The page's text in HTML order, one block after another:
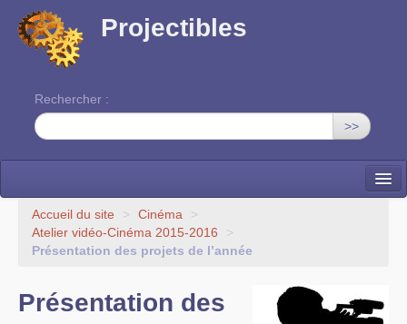
Projectibles
Rechercher :
>>
La ruche
Une classe à projets
Accueil du site > Cinéma
>
Atelier vidéo-Cinéma 2015-2016
>
Présentation des projets de l’année
Présentation des